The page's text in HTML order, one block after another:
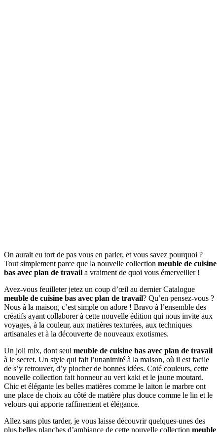
On aurait eu tort de pas vous en parler, et vous savez pourquoi ?
Tout simplement parce que la nouvelle collection meuble de cuisine
bas avec plan de travail a vraiment de quoi vous émerveiller !
Avez-vous feuilleter jetez un coup d’œil au dernier Catalogue
meuble de cuisine bas avec plan de travail? Qu’en pensez-vous ?
Nous à la maison, c’est simple on adore ! Bravo à l’ensemble des
créatifs ayant collaborer à cette nouvelle édition qui nous invite aux
voyages, à la couleur, aux matières texturées, aux techniques
artisanales et à la découverte de nouveaux exotismes.
Un joli mix, dont seul meuble de cuisine bas avec plan de travail
à le secret. Un style qui fait l’unanimité à la maison, où il est facile
de s’y retrouver, d’y piocher de bonnes idées. Coté couleurs, cette
nouvelle collection fait honneur au vert kaki et le jaune moutard.
Chic et élégante les belles matières comme le laiton le marbre ont
une place de choix au côté de matière plus douce comme le lin et le
velours qui apporte raffinement et élégance.
Allez sans plus tarder, je vous laisse découvrir quelques-unes des
plus belles planches d’ambiance de cette nouvelle collection meuble